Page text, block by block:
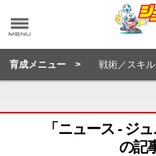
育成メニュー > 戦術／スキル
「ニュース - ジ
の記